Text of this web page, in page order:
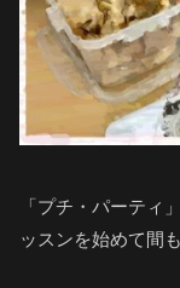
「プチ・パーテ
ッスンを始めて間